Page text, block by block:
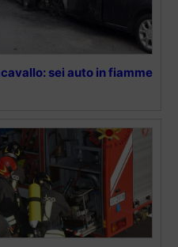
sei auto in fiamme